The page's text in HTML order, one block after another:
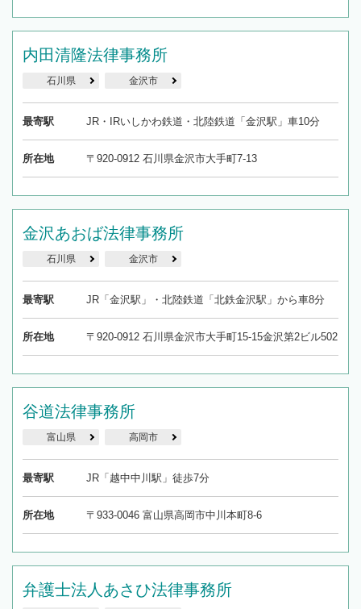
内田清隆法律事務所
石川県 金沢市
最寄駅 JR・IRいしかわ鉄道・北陸鉄道「金沢駅」車10分
所在地 〒920-0912 石川県金沢市大手町7-13
金沢あおば法律事務所
石川県 金沢市
最寄駅 JR「金沢駅」・北陸鉄道「北鉄金沢駅」から車8分
所在地 〒920-0912 石川県金沢市大手町15-15金沢第2ビル502
谷道法律事務所
富山県 高岡市
最寄駅 JR「越中中川駅」徒歩7分
所在地 〒933-0046 富山県高岡市中川本町8-6
弁護士法人あさひ法律事務所